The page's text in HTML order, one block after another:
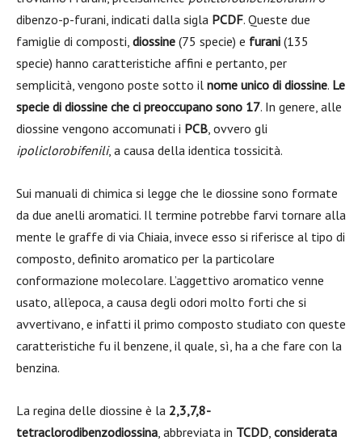
dibenzo-p-furani, indicati dalla sigla PCDF. Queste due
famiglie di composti, diossine (75 specie) e furani (135
specie) hanno caratteristiche affini e pertanto, per
semplicità, vengono poste sotto il nome unico di diossine. Le
specie di diossine che ci preoccupano sono 17. In genere, alle
diossine vengono accomunati i PCB, ovvero gli
ipoliclorobifenili, a causa della identica tossicità.
Sui manuali di chimica si legge che le diossine sono formate
da due anelli aromatici. Il termine potrebbe farvi tornare alla
mente le graffe di via Chiaia, invece esso si riferisce al tipo di
composto, definito aromatico per la particolare
conformazione molecolare. L’aggettivo aromatico venne
usato, all’epoca, a causa degli odori molto forti che si
avvertivano, e infatti il primo composto studiato con queste
caratteristiche fu il benzene, il quale, sì, ha a che fare con la
benzina.
La regina delle diossine è la 2,3,7,8-
tetraclorodibenzodiossina, abbreviata in TCDD, considerata